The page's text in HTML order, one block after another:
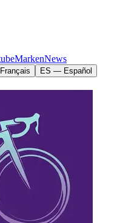
MarkenNews
ES — Español